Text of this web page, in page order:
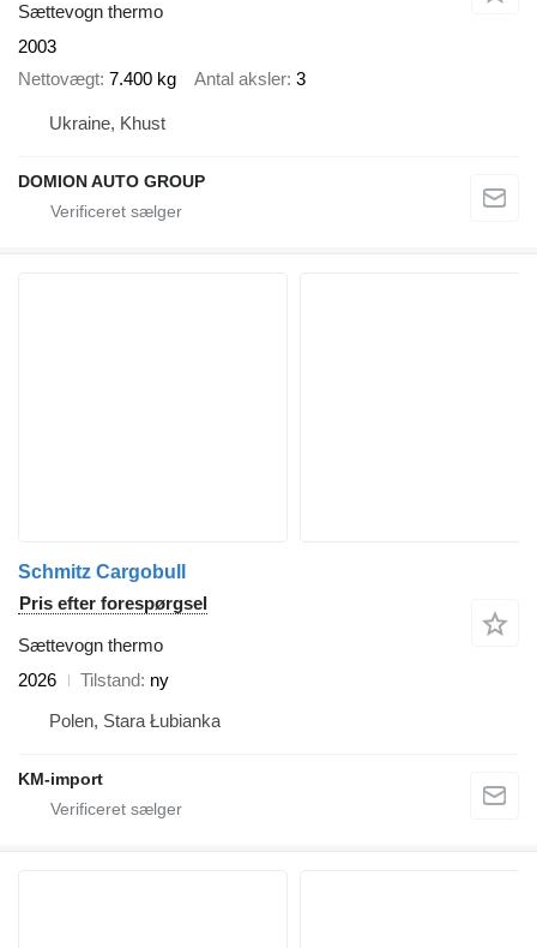
Sættevogn thermo
2003
Nettovægt 7.400 kg Antal aksler 3
Ukraine, Khust
DOMION AUTO GROUP
Schmitz Cargobull
Pris efter forespørgsel
Sættevogn thermo
2026
Tilstand ny
Polen, Stara Łubianka
KM-import